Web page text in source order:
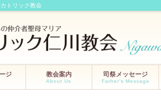
トリック教会
ジ 教会案内
About Us
司祭メッセージ
Father’s Message